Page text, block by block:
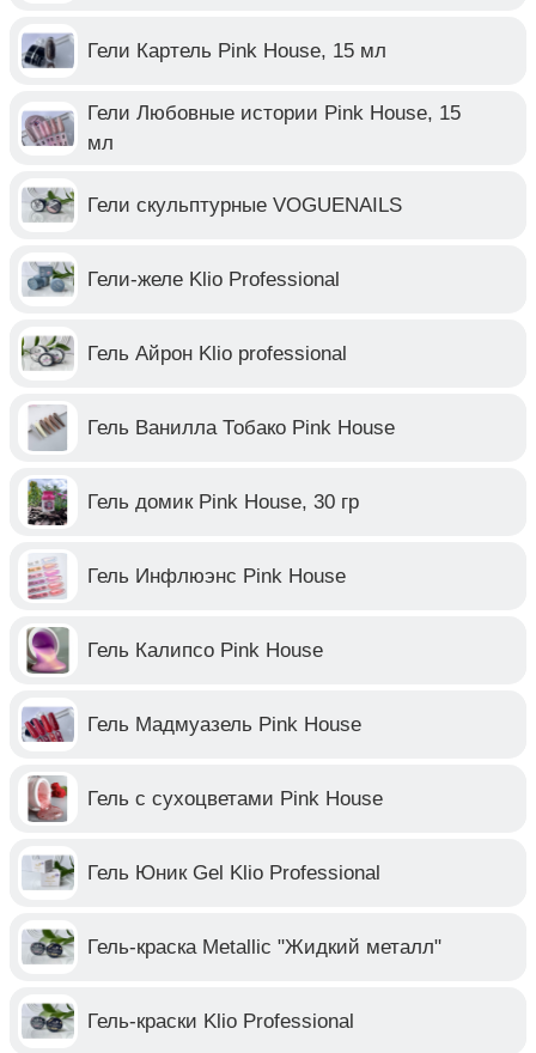
Гели Картель Pink House, 15 мл
Гели Любовные истории Pink House, 15
мл
Гели скульптурные VOGUENAILS
Гели-желе Klio Professional
Гель Айрон Klio professional
Гель Ванилла Тобако Pink House
Гель домик Pink House, 30 гр
Гель Инфлюэнс Pink House
Гель Калипсо Pink House
Гель Мадмуазель Pink House
Гель с сухоцветами Pink House
Гель Юник Gel Klio Professional
Гель-краска Metallic "Жидкий металл"
Гель-краски Klio Professional